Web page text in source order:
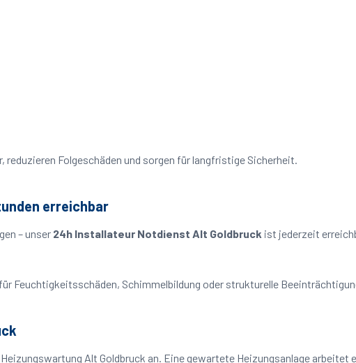
Folgeschäden und sorgen für langfristige Sicherheit.
erreichbar
– unser 24h Installateur Notdienst Alt Goldbruck ist jederzeit
Feuchtigkeitsschäden, Schimmelbildung oder strukturelle
Alt Goldbruck an. Eine gewartete Heizungsanlage